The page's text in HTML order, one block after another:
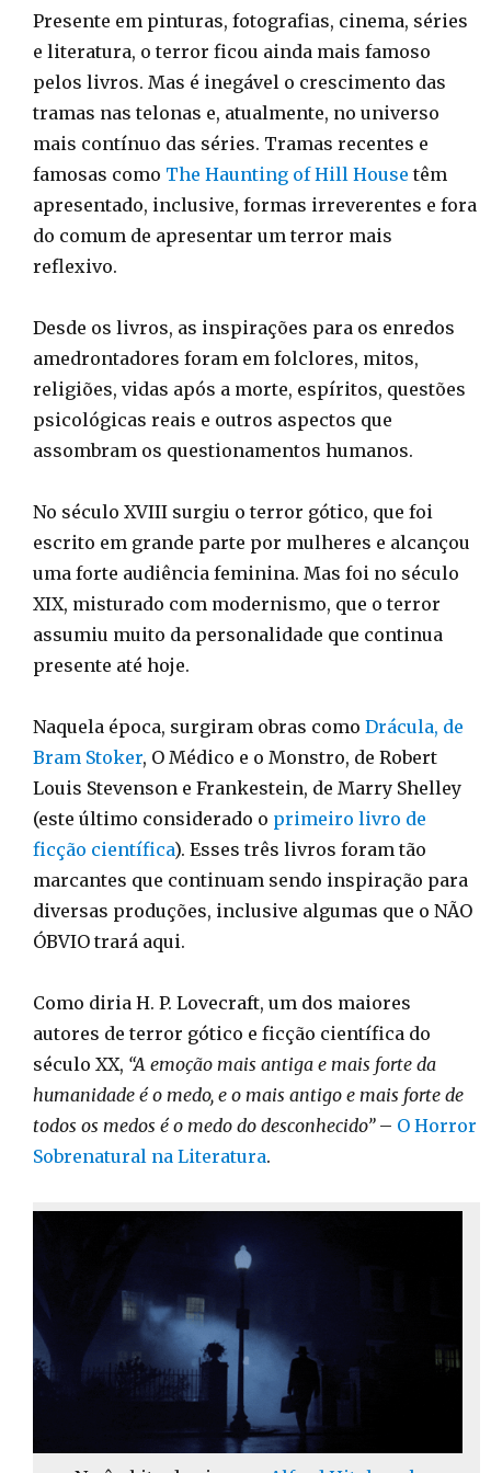
Presente em pinturas, fotografias, cinema, séries
e literatura, o terror ficou ainda mais famoso
pelos livros. Mas é inegável o crescimento das
tramas nas telonas e, atualmente, no universo
mais contínuo das séries. Tramas recentes e
famosas como The Haunting of Hill House têm
apresentado, inclusive, formas irreverentes e fora
do comum de apresentar um terror mais
reflexivo.
Desde os livros, as inspirações para os enredos
amedrontadores foram em folclores, mitos,
religiões, vidas após a morte, espíritos, questões
psicológicas reais e outros aspectos que
assombram os questionamentos humanos.
No século XVIII surgiu o terror gótico, que foi
escrito em grande parte por mulheres e alcançou
uma forte audiência feminina. Mas foi no século
XIX, misturado com modernismo, que o terror
assumiu muito da personalidade que continua
presente até hoje.
Naquela época, surgiram obras como Drácula, de
Bram Stoker, O Médico e o Monstro, de Robert
Louis Stevenson e Frankestein, de Marry Shelley
(este último considerado o primeiro livro de
ficção científica). Esses três livros foram tão
marcantes que continuam sendo inspiração para
diversas produções, inclusive algumas que o NÃO
ÓBVIO trará aqui.
Como diria H. P. Lovecraft, um dos maiores
autores de terror gótico e ficção científica do
século XX, “A emoção mais antiga e mais forte da
humanidade é o medo, e o mais antigo e mais forte de
todos os medos é o medo do desconhecido”– O Horror
Sobrenatural na Literatura.